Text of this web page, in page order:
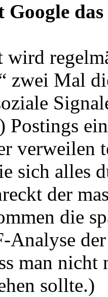
wird
zwei Mal
Postings
verweilen
sich alles
der
die
man nicht
sollte.)